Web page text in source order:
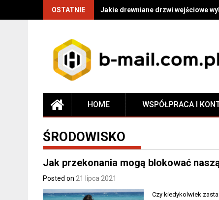
OSTATNIE Jakie drewniane drzwi wejściowe
HOME WSPÓŁPRACA I
ŚRODOWISKO
Jak przekonania mogą blokować
Posted on 21 lipca 2021
Czy kiedykolwiek